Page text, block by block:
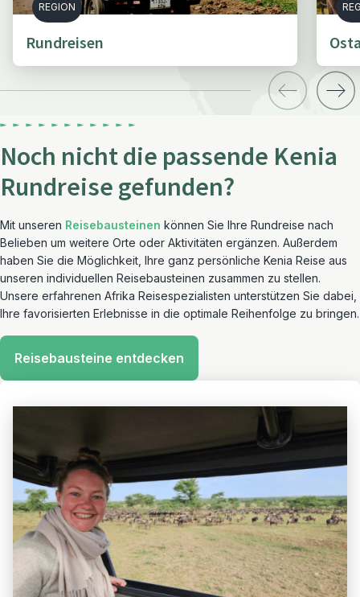
REGION
Rundreisen
Noch nicht die passende Kenia
Rundreise gefunden?
Mit unseren Reisebausteinen können Sie Ihre Rundreise nach
Belieben um weitere Orte oder Aktivitäten ergänzen. Außerdem
haben Sie die Möglichkeit, Ihre ganz persönliche Kenia Reise aus
unseren individuellen Reisebausteinen zusammen zu stellen.
Unsere erfahrenen Afrika Reisespezialisten unterstützen Sie dabei,
Ihre favorisierten Erlebnisse in die optimale Reihenfolge zu bringen.
Reisebausteine entdecken